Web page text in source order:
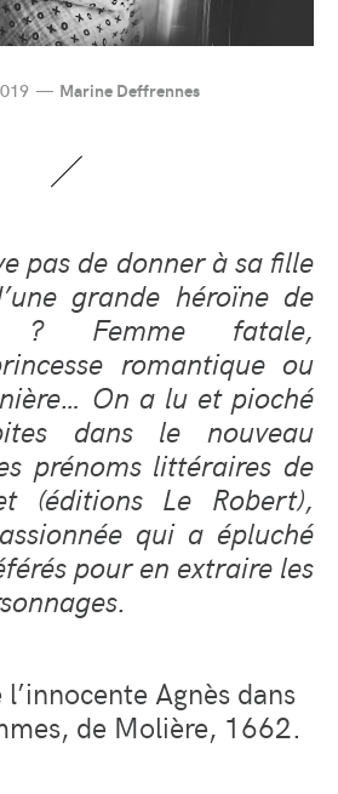
Marine Deffrennes
pas de donner à sa fille
grande héroïne de
? Femme fatale,
romantique ou
On a lu et pioché
dans le nouveau
prénoms littéraires de
(éditions Le Robert),
qui a épluché
pour en extraire les
Agnès dans
de Molière, 1662.